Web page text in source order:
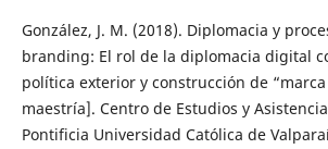
González, J. M. (2018). Diplomacia y
branding: El rol de la diplomacia digital
política exterior y construcción de
maestría]. Centro de Estudios y
Pontificia Universidad Católica de